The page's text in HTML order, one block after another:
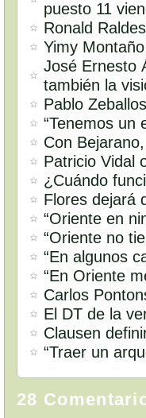
puesto 11
Ronald
Yimy
José Ernesto
también la
Pablo
“Tenemos un
Con
Patricio Vidal
¿Cuándo
Flores dejará
“Oriente en
“Oriente no
“En algunos
“En Oriente
Carlos
El DT de la
Clausen
“Traer un
28